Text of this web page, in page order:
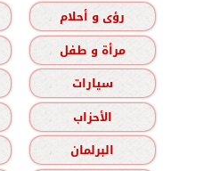
رؤى و أحلام
مرأة و طفل
سيارات
الأحزاب
البرلمان